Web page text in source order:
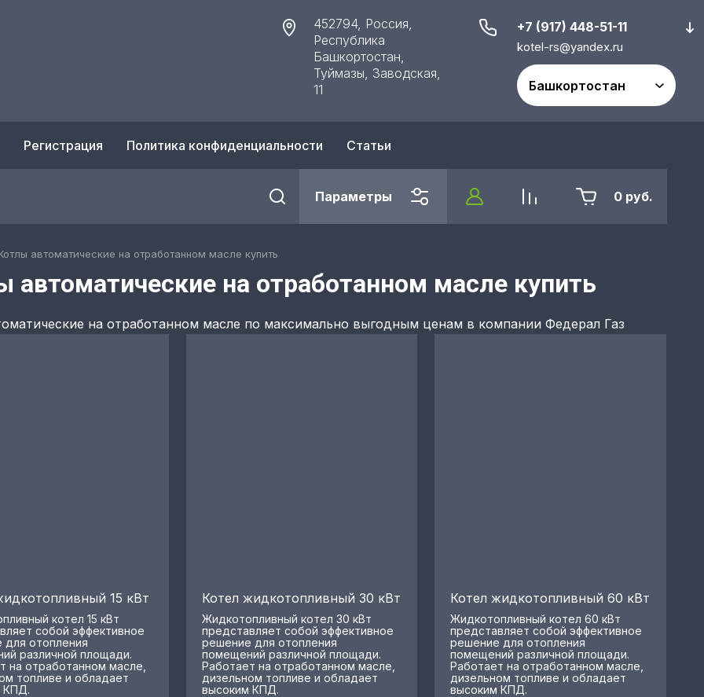
452794, Россия,
Республика
Башкортостан,
Туймазы, Заводская,
11
+7 (917) 448-51-11
kotel-rs@yandex.ru
Регистрация Политика конфиденциальности Статьи
Параметры 0 руб.
автоматические на отработанном масле купить
автоматические на отработанном масле купить
на отработанном масле по максимально выгодным ценам в компании Федерал Газ
15 кВт
котел 15 кВт
собой эффективное
для отопления
различной площади.
на отработанном масле,
топливе и обладает
КПД.
Котел жидкотопливный 30 кВт
Жидкотопливный котел 30 кВт
представляет собой эффективное
решение для отопления
помещений различной площади.
Работает на отработанном масле,
дизельном топливе и обладает
высоким КПД.
Котел жидкотопливный 60 кВт
Жидкотопливный котел 60 кВт
представляет собой эффективное
решение для отопления
помещений различной площади.
Работает на отработанном масле,
дизельном топливе и обладает
высоким КПД.